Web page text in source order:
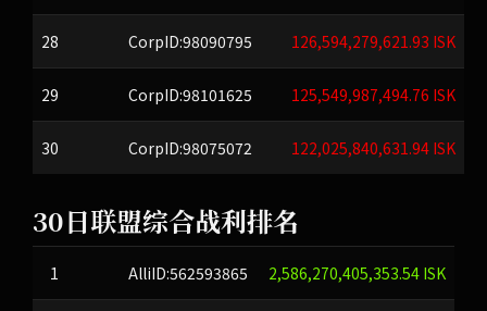
28 CorpID:98090795 126,594,279,621.93 ISK
29 CorpID:98101625 125,549,987,494.76 ISK
30 CorpID:98075072 122,025,840,631.94 ISK
30日联盟综合战利排名
1 AlliID:562593865 2,586,270,405,353.54 ISK